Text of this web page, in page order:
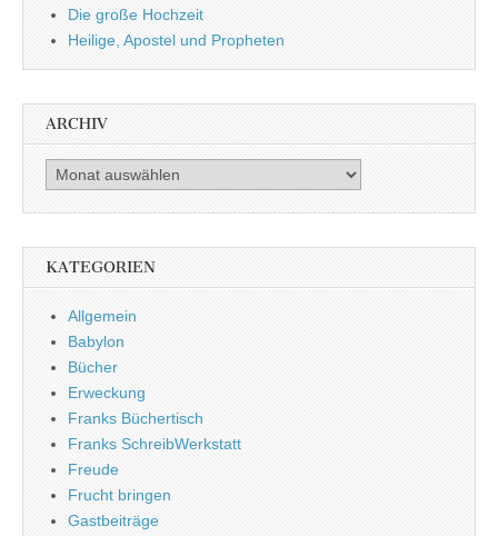
Die große Hochzeit
Heilige, Apostel und Propheten
ARCHIV
Archiv
KATEGORIEN
Allgemein
Babylon
Bücher
Erweckung
Franks Büchertisch
Franks SchreibWerkstatt
Freude
Frucht bringen
Gastbeiträge